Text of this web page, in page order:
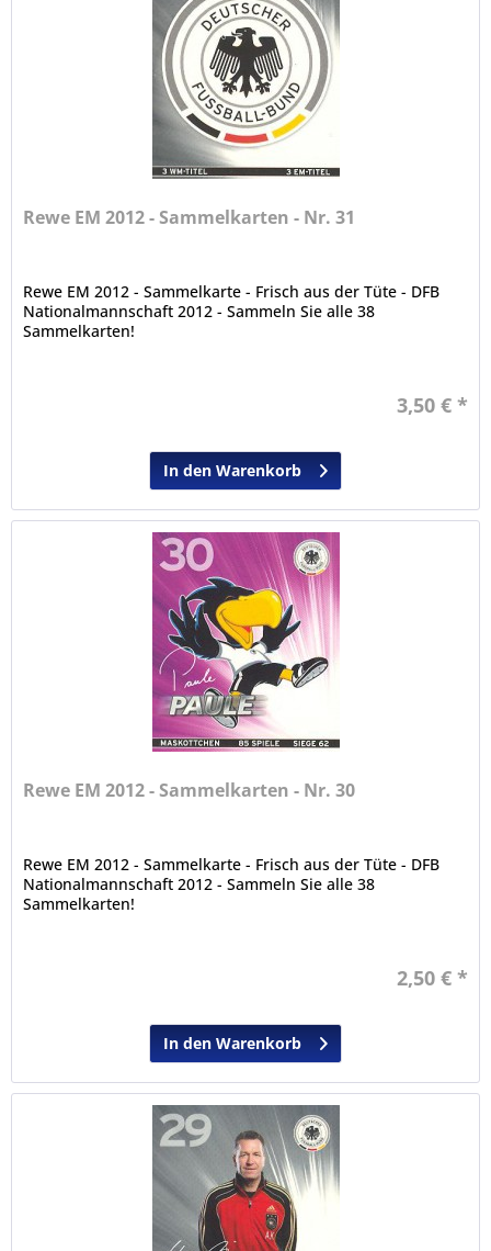
Rewe EM 2012 - Sammelkarten - Nr. 31
Rewe EM 2012 - Sammelkarte - Frisch aus der Tüte - DFB
Nationalmannschaft 2012 - Sammeln Sie alle 38
Sammelkarten!
3,50 € *
In den Warenkorb
Rewe EM 2012 - Sammelkarten - Nr. 30
Rewe EM 2012 - Sammelkarte - Frisch aus der Tüte - DFB
Nationalmannschaft 2012 - Sammeln Sie alle 38
Sammelkarten!
2,50 € *
In den Warenkorb